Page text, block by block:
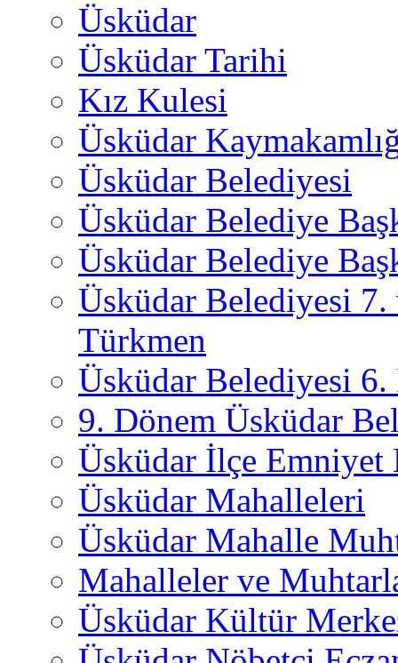
Üsküdar
Üsküdar Tarihi
Kız Kulesi
Üsküdar
Üsküdar Belediyesi
Üsküdar Belediye
Üsküdar Belediye
Üsküdar Belediyesi
Türkmen
Üsküdar Belediyesi 6.
9. Dönem Üsküdar
Üsküdar İlçe
Üsküdar Mahalleleri
Üsküdar Mahalle
Mahalleler ve
Üsküdar Kültür